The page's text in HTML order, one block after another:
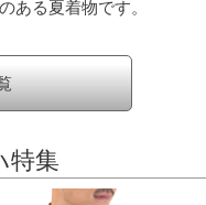
ある夏着物です。
特集